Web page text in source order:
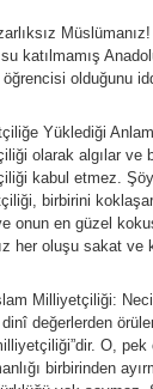
katılmamış
öğrencisi olduğunu
Yüklediği
olarak algılar ve
kabul etmez.
birbirini
onun en güzel
her oluşu sakat ve
Milliyetçiliği:
değerlerden
O,
birbirinden